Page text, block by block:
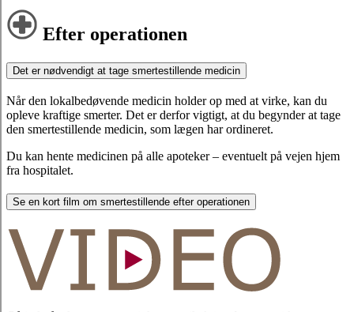
Efter operationen
Det er nødvendigt at tage smertestillende medicin
Når den lokalbedøvende medicin holder op med at virke, kan du
opleve kraftige smerter. Det er derfor vigtigt, at du begynder at tage
den smertestillende medicin, som lægen har ordineret.
Du kan hente medicinen på alle apoteker – eventuelt på vejen hjem
fra hospitalet.
Se en kort film om smertestillende efter operationen